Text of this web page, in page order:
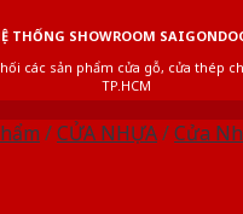
THỐNG SHOWROOM
các sản phẩm cửa gỗ, cửa thép
TP.HCM
/CỬA NHỰA/Cửa